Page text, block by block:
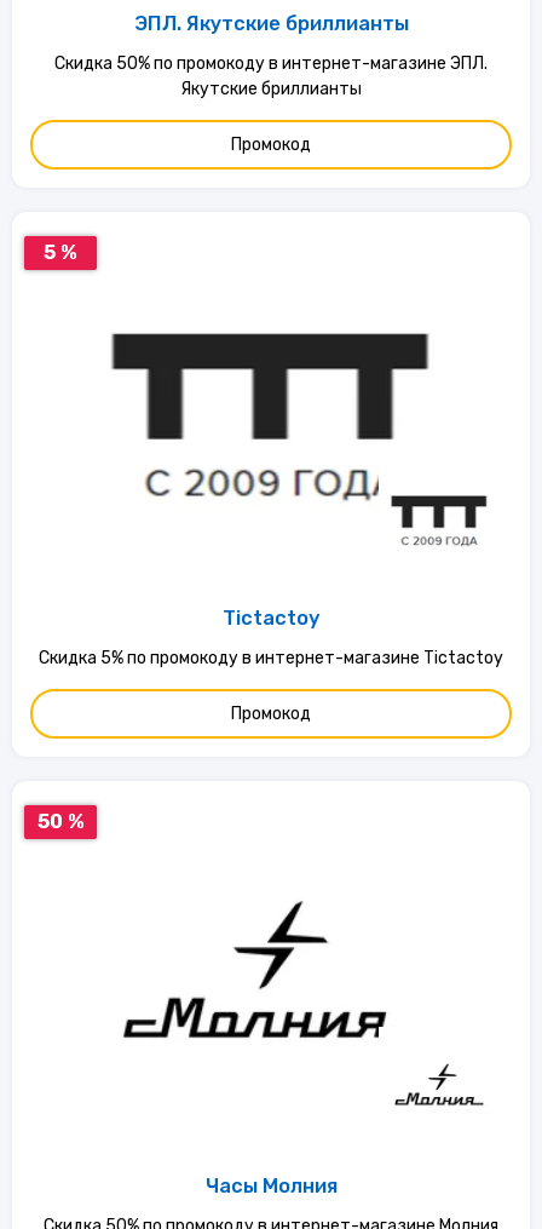
ЭПЛ. Якутские бриллианты
Скидка 50% по промокоду в интернет-магазине ЭПЛ.
Якутские бриллианты
Промокод
5 %
Tictactoy
Скидка 5% по промокоду в интернет-магазине Tictactoy
Промокод
50 %
Часы Молния